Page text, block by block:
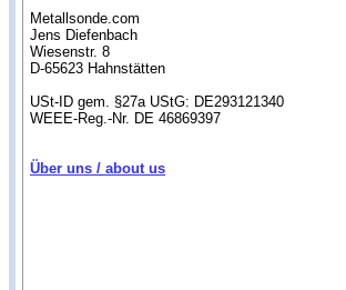
Metallsonde.com
Jens Diefenbach
Wiesenstr. 8
D-65623 Hahnstätten
USt-ID gem. §27a UStG: DE293121340
WEEE-Reg.-Nr. DE 46869397
Über uns / about us